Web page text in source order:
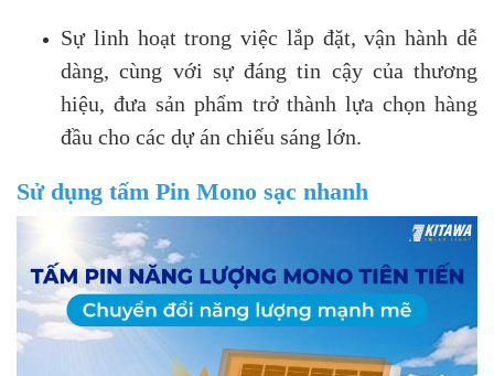
Sự linh hoạt trong việc lắp đặt, vận hành dễ
dàng, cùng với sự đáng tin cậy của thương
hiệu, đưa sản phẩm trở thành lựa chọn hàng
đầu cho các dự án chiếu sáng lớn.
Sử dụng tấm Pin Mono sạc nhanh